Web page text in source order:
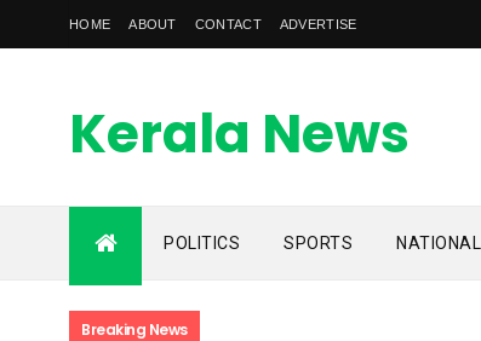
HOME ABOUT CONTACT ADVERTISE
Kerala News
Feed
kerala news feed is the one of the best malayalam online
POLITICS SPORTS NATIONAL
Breaking News